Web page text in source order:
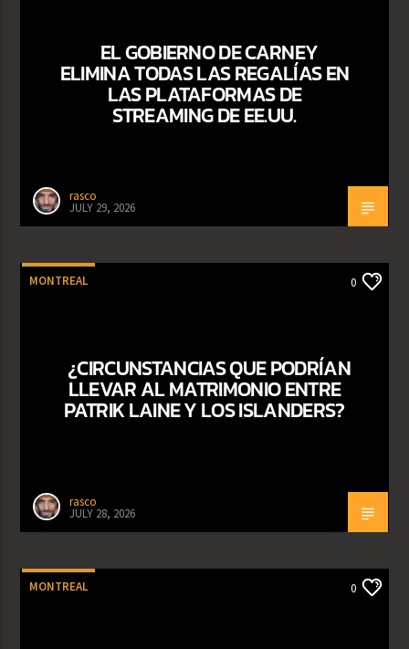
EL GOBIERNO DE CARNEY
ELIMINA TODAS LAS REGALÍAS EN
LAS PLATAFORMAS DE
STREAMING DE EE.UU.
rasco
JULY 29, 2026
MONTREAL 0
¿CIRCUNSTANCIAS QUE PODRÍAN
LLEVAR AL MATRIMONIO ENTRE
PATRIK LAINE Y LOS ISLANDERS?
rasco
JULY 28, 2026
MONTREAL 0